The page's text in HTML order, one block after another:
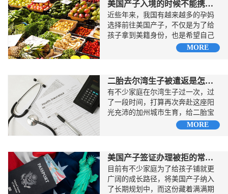
美国产子入境的时候不能携带什么
近些年来，我国有越来越多的孕妈
选择前往美国产子，不仅是为了给
孩子拿到美籍身份，也是希望自己
可以在舒适的环境中待产坐月子，
MORE
二胎去尔湾生子被遣返是怎么回事
有不少家庭在尔湾生子过一次，过
了一段时间，打算再次奔赴这座阳
光充沛的加州城市生育，给二胎宝
宝也解锁美籍身份，顺便体验当地
MORE
美国产子签证办理被拒的常见因素
目前有不少家庭为了给孩子铺就更
广阔的成长路径，将美国产子纳入
了长期规划中，而这份藏着满满期